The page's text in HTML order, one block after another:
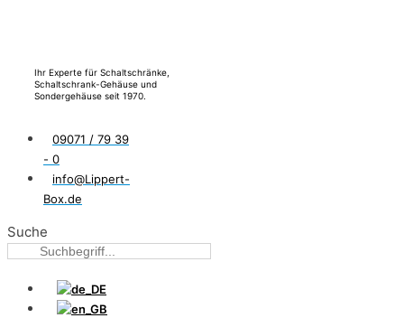
Ihr Experte für Schaltschränke,
Schaltschrank-Gehäuse und
Sondergehäuse seit 1970.
09071 / 79 39
- 0
info@Lippert-
Box.de
Suche